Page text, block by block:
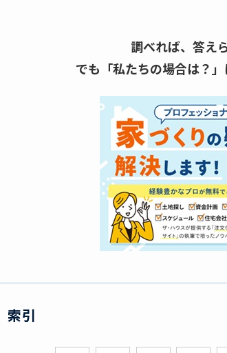
調べれば、答え
でも「私たちの場合は？」
索引